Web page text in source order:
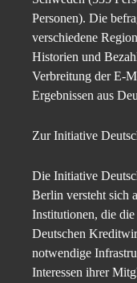
Personen). Die
verschiedene
Historien und
Verbreitung der E-
Ergebnissen aus
Zur Initiative
Die Initiative
Berlin versteht sich
Institutionen, die
Deutschen
notwendige
Interessen ihrer